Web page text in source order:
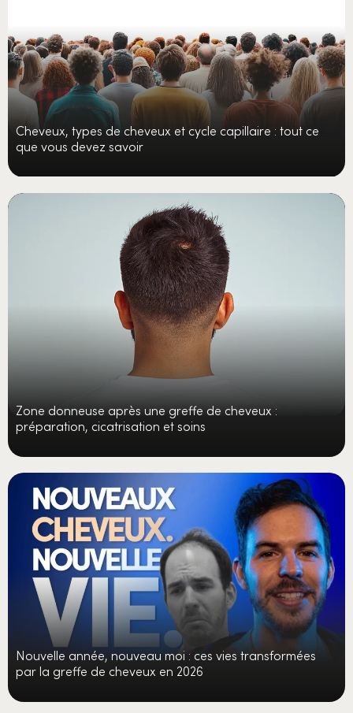
Cheveux, types de cheveux et cycle capillaire : tout ce
que vous devez savoir
Zone donneuse après une greffe de cheveux :
préparation, cicatrisation et soins
Nouvelle année, nouveau moi : ces vies transformées
par la greffe de cheveux en 2026